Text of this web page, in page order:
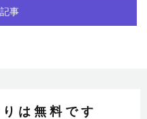
事
は無料です